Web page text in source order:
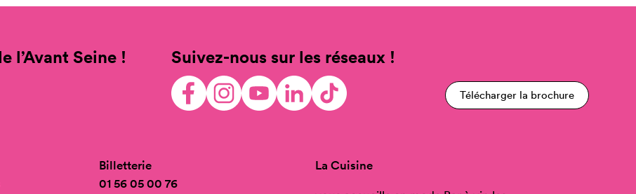
l’Avant Seine ! Suivez-nous sur les réseaux !
Télécharger la brochure
Billetterie
01 56 05 00 76
La Cuisine